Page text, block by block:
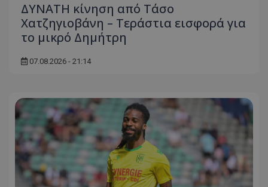
ΔΥΝΑΤΗ κίνηση από Τάσο
Χατζηγιοβάνη – Τεράστια εισφορά για
το μικρό Δημήτρη
07.08.2026 - 21:14